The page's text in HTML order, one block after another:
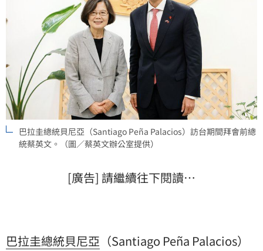
巴拉圭總統貝尼亞（Santiago Peña Palacios）訪台期間拜會前總
統蔡英文。（圖／蔡英文辦公室提供）
[廣告] 請繼續往下閱讀…
巴拉圭總統貝尼亞 （Santiago Peña Palacios）